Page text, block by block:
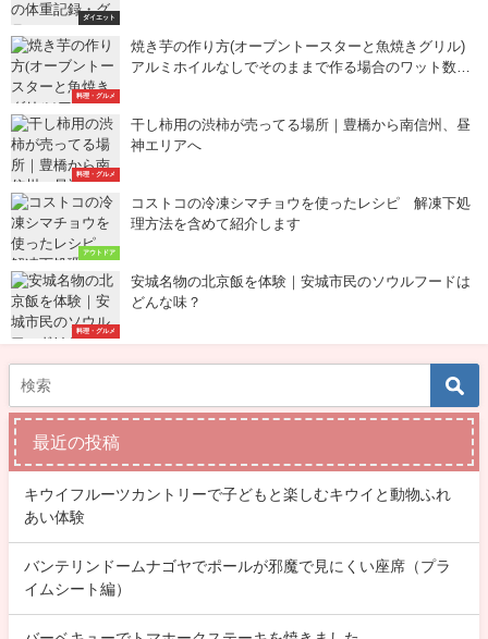
ダイエット
料理・グルメ
焼き芋の作り方(オーブントースターと魚焼きグリル)
アルミホイルなしでそのままで作る場合のワット数や
料理・グルメ
干し柿用の渋柿が売ってる場所｜豊橋から南信州、昼
神エリアへ
アウトドア
コストコの冷凍シマチョウを使ったレシピ 解凍下処
理方法を含めて紹介します
料理・グルメ
安城名物の北京飯を体験｜安城市民のソウルフードは
どんな味？
最近の投稿
キウイフルーツカントリーで子どもと楽しむキウイと動物ふれ
あい体験
バンテリンドームナゴヤでポールが邪魔で見にくい座席（プラ
イムシート編）